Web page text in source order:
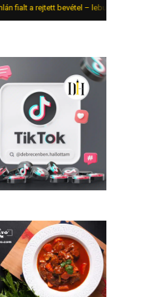
bevétel – lebukott az online